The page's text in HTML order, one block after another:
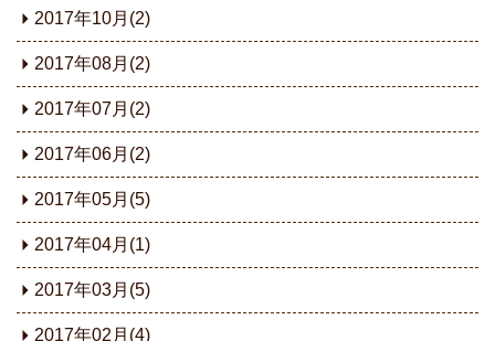
2017年10月(2)
2017年08月(2)
2017年07月(2)
2017年06月(2)
2017年05月(5)
2017年04月(1)
2017年03月(5)
2017年02月(4)